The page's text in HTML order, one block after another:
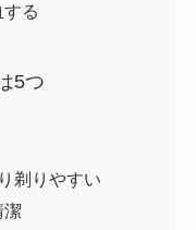
る
5つ
剃りやすい
潔